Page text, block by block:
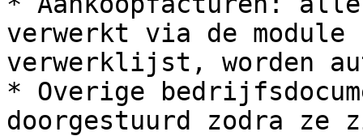
verwerkt via de module
verwerklijst, worden
* Overige
doorgestuurd zodra ze